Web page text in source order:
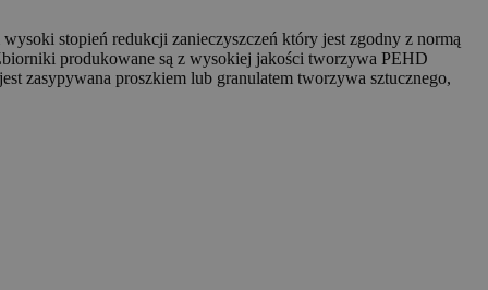
stopień redukcji zanieczyszczeń który jest zgodny z normą
produkowane są z wysokiej jakości tworzywa PEHD
zasypywana proszkiem lub granulatem tworzywa sztucznego,